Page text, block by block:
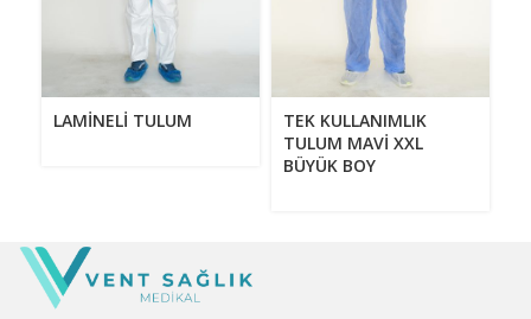
LAMİNELİ TULUM
TEK KULLANIMLIK
TULUM MAVİ XXL
BÜYÜK BOY